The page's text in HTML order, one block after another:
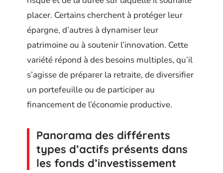
placer. Certains cherchent à protéger leur
épargne, d’autres à dynamiser leur
patrimoine ou à soutenir l’innovation. Cette
variété répond à des besoins multiples, qu’il
s’agisse de préparer la retraite, de diversifier
un portefeuille ou de participer au
financement de l’économie productive.
Panorama des différents
types d’actifs présents dans
les fonds d’investissement